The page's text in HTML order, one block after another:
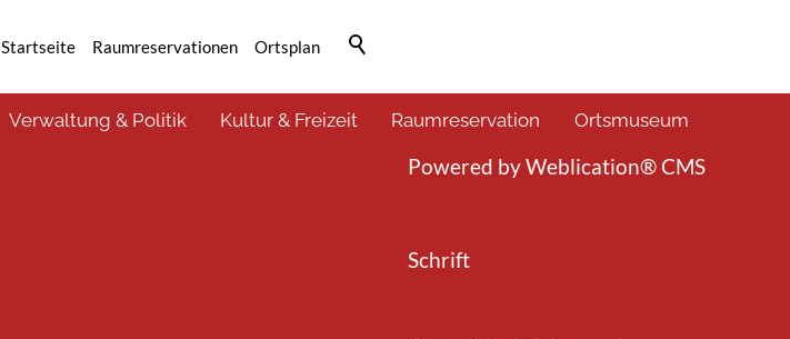
Powered by Weblication® CMS
Schrift
Startseite Raumreservationen Ortsplan
Verwaltung & Politik Kultur & Freizeit Raumreservation Ortsmuseum